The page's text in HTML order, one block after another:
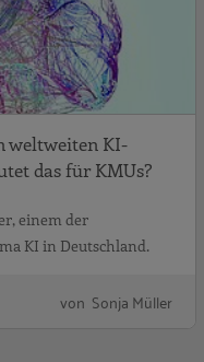
weltweiten KI-
das für KMUs?
einem der
KI in Deutschland.
von Sonja Müller